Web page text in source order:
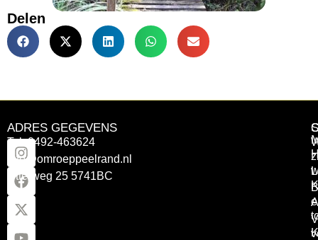
Delen
ADRES GEGEVENS
Tel: 0492-463624
info@omroeppeelrand.nl
Otterweg 25 5741BC